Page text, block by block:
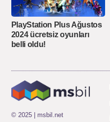
PlayStation Plus Ağustos
2024 ücretsiz oyunları
belli oldu!
© 2025 | msbil.net